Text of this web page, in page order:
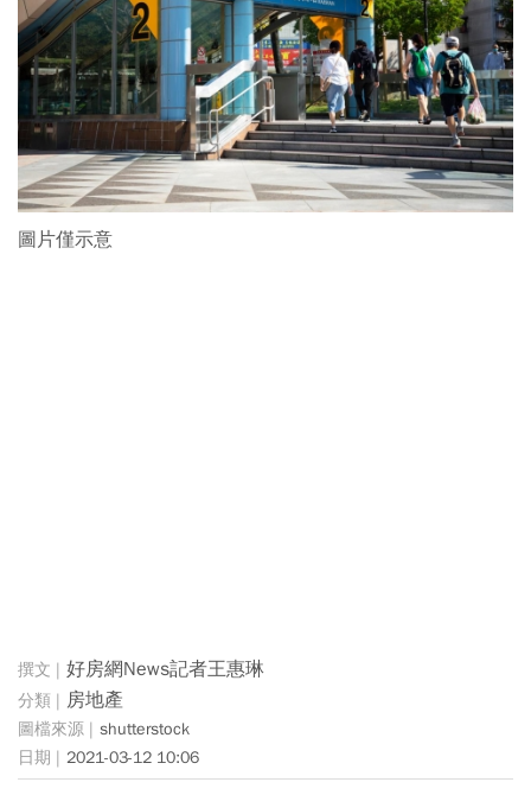
圖片僅示意
好房網News記者王惠琳
房地產
shutterstock
2021-03-12 10:06